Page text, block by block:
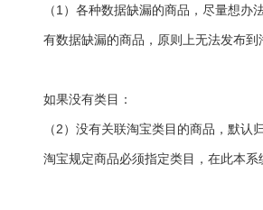
（1）各种数据缺漏的商品，尽量想
有数据缺漏的商品，原则上无法发布
如果没有类目：
（2）没有关联淘宝类目的商品，默
淘宝规定商品必须指定类目，在此本